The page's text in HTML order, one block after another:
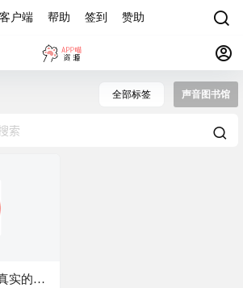
客户端 帮助 签到 赞助
全部标签 声音图书馆
实的X